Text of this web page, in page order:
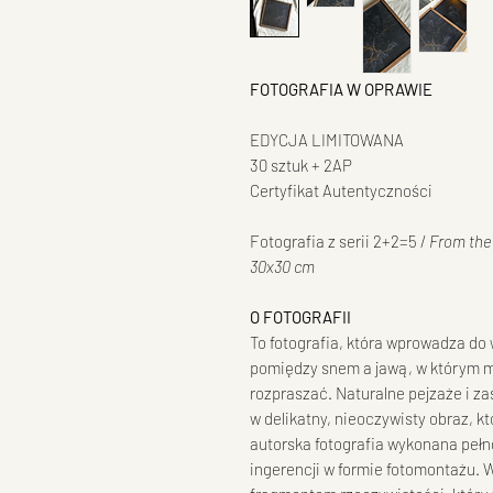
FOTOGRAFIA W OPRAWIE
EDYCJA LIMITOWANA
30 sztuk + 2AP
Certyfikat Autentyczności
Fotografia z serii 2+2=5 / From
30x30 cm
O FOTOGRAFII
To fotografia, która wprowadza
pomiędzy snem a jawą, w którym
rozpraszać. Naturalne pejzaże i
w delikatny, nieoczywisty obraz,
autorska fotografia wykonana
ingerencji w formie fotomontażu.